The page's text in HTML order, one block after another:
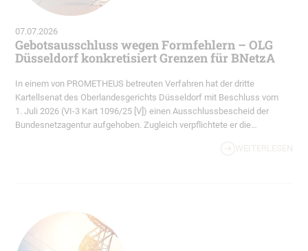
07.07.2026
Gebotsausschluss wegen Formfehlern – OLG
Düsseldorf konkretisiert Grenzen für BNetzA
In einem von PROMETHEUS betreuten Verfahren hat der dritte
Kartellsenat des Oberlandesgerichts Düsseldorf mit Beschluss vom
1. Juli 2026 (VI-3 Kart 1096/25 [V]) einen Ausschlussbescheid der
Bundesnetzagentur aufgehoben. Zugleich verpflichtete er die
WEITERLESEN